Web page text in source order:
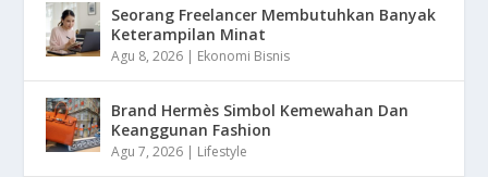
Seorang Freelancer Membutuhkan Banyak
Keterampilan Minat
Agu 8, 2026 | Ekonomi Bisnis
Brand Hermès Simbol Kemewahan Dan
Keanggunan Fashion
Agu 7, 2026 | Lifestyle